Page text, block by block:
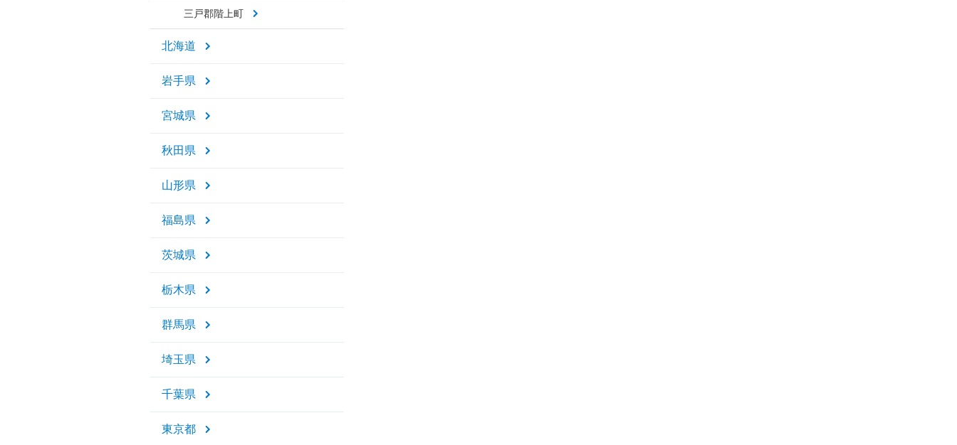
三戸郡階上町
北海道
岩手県
宮城県
秋田県
山形県
福島県
茨城県
栃木県
群馬県
埼玉県
千葉県
東京都